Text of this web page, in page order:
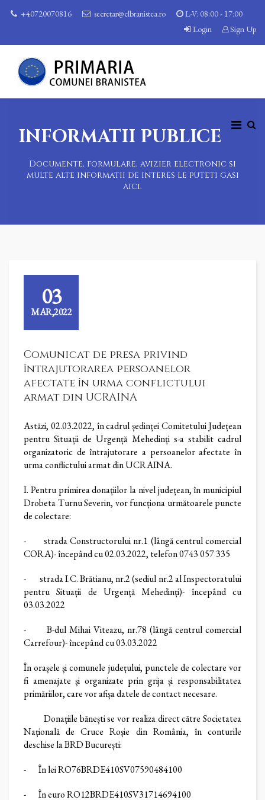
+40720070816 secretar@clbranistea.ro
L-V: 08:00 - 17:00
Login
Sign Up
INFORMATII PUBLICE
Documente, formulare, avizier electronic si
multe alte informatii de interes le puteti gasi
aici.
03
MAR,2022
Comunicat de presa privind
întrajutorarea persoanelor
afectate în urma conflictului
armat din UCRAINA
Astăzi, 02.03.2022, în cadrul ședinței Comitetului Județean
pentru Situații de Urgență Mehedinți s-a stabilit cadrul
organizatoric de întrajutorare a persoanelor afectate în
urma conflictului armat din UCRAINA.
I. Pentru primirea donațiilor la nivel județean, în municipiul
Drobeta Turnu Severin, vor funcționa următoarele puncte
de colectare:
- strada Constructorului nr.1 (lângă centrul comercial
CORA)- începând cu 02.03.2022, telefon 0743 057 335
- strada I.C. Brătianu, nr.2 (sediul nr.2 al Inspectoratului
pentru Situații de Urgență Mehedinți)- începând cu
03.03.2022
- B-dul Mihai Viteazu, nr.78 (lângă centrul comercial
Carrefour)- începând cu 03.03.2022
În orașele și comunele județului, punctele de colectare vor
fi amenajate și organizate prin grija și responsabilitatea
primăriilor, care vor afișa datele de contact necesare.
Donațiile bănești se vor realiza direct către Societatea
Națională de Cruce Roșie din România, în conturile
deschise la BRD București:
- În lei RO76BRDE410SV07590484100
- În euro RO12BRDE410SV31714694100